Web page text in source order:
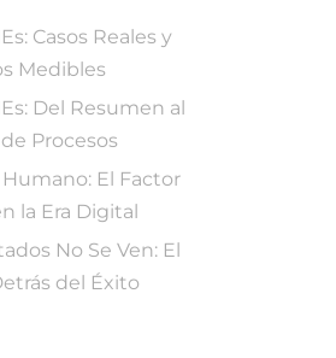
Casos Reales y
Medibles
Del Resumen al
Procesos
El Factor
la Era Digital
No Se Ven: El
del Éxito